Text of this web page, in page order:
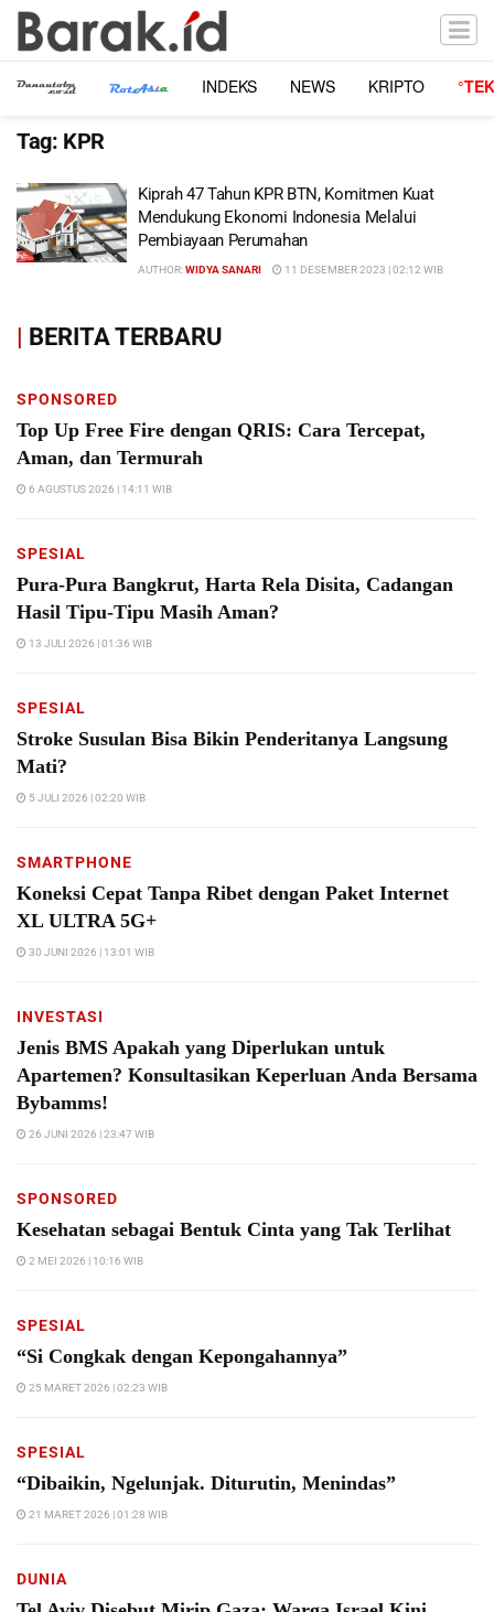
INDEKS NEWS KRIPTO
Tag: KPR
Kiprah 47 Tahun KPR BTN, Komitmen Kuat
Mendukung Ekonomi Indonesia Melalui
Pembiayaan Perumahan
AUTHOR:WIDYA SANARI 11 DESEMBER 2023 | 02:12 WIB
| BERITA TERBARU
SPONSORED
Top Up Free Fire dengan QRIS: Cara Tercepat,
Aman, dan Termurah
6 AGUSTUS 2026 | 14:11 WIB
SPESIAL
Pura-Pura Bangkrut, Harta Rela Disita, Cadangan
Hasil Tipu-Tipu Masih Aman?
13 JULI 2026 | 01:36 WIB
SPESIAL
Stroke Susulan Bisa Bikin Penderitanya Langsung
Mati?
5 JULI 2026 | 02:20 WIB
SMARTPHONE
Koneksi Cepat Tanpa Ribet dengan Paket Internet
XL ULTRA 5G+
30 JUNI 2026 | 13:01 WIB
INVESTASI
Jenis BMS Apakah yang Diperlukan untuk
Apartemen? Konsultasikan Keperluan Anda Bersama
Bybamms!
26 JUNI 2026 | 23:47 WIB
SPONSORED
Kesehatan sebagai Bentuk Cinta yang Tak Terlihat
2 MEI 2026 | 10:16 WIB
SPESIAL
“Si Congkak dengan Kepongahannya”
25 MARET 2026 | 02:23 WIB
SPESIAL
“Dibaikin, Ngelunjak. Diturutin, Menindas”
21 MARET 2026 | 01:28 WIB
DUNIA